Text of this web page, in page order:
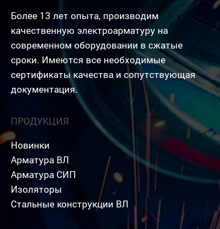
Более 13 лет опыта, производим
качественную электроарматуру на
современном оборудовании в сжатые
сроки. Имеются все необходимые
сертификаты качества и сопутствующая
документация.
ПРОДУКЦИЯ
Новинки
Арматура ВЛ
Арматура СИП
Изоляторы
Стальные конструкции ВЛ